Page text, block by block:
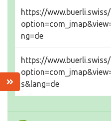
https://
ng=de
https://
s&lang=de